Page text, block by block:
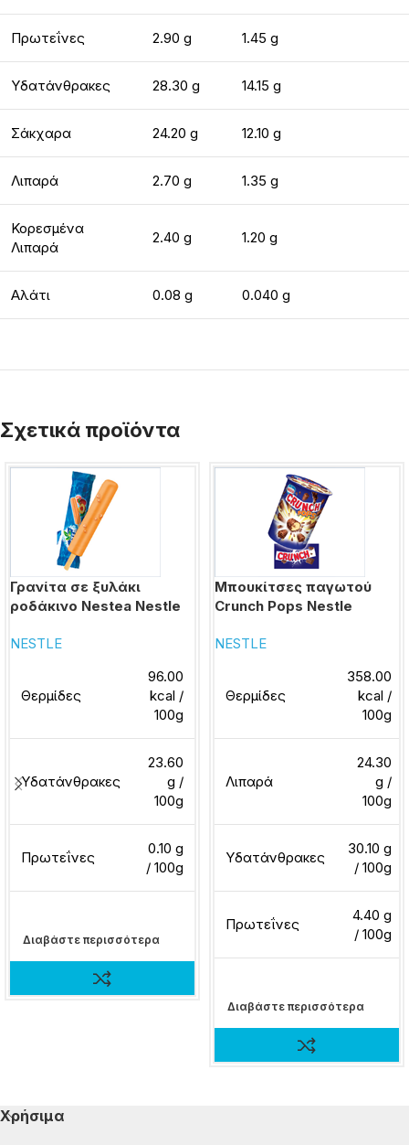
Πρωτεΐνες 2.90 g 1.45 g
Υδατάνθρακες 28.30 g 14.15 g
Σάκχαρα 24.20 g 12.10 g
Λιπαρά 2.70 g 1.35 g
Κορεσμένα
Λιπαρά
2.40 g 1.20 g
Αλάτι 0.08 g 0.040 g
Σχετικά προϊόντα
Γρανίτα σε ξυλάκι
ροδάκινο Nestea Nestle
NESTLE
Θερμίδες
96.00
kcal /
100g
Υδατάνθρακες
23.60
g /
100g
Πρωτεΐνες
0.10 g
/ 100g
Διαβάστε περισσότερα
Μπουκίτσες παγωτού
Crunch Pops Nestle
NESTLE
Θερμίδες
358.00
kcal /
100g
Λιπαρά
24.30
g /
100g
Υδατάνθρακες
30.10 g
/ 100g
Πρωτεΐνες
4.40 g
/ 100g
Διαβάστε περισσότερα
Χρήσιμα